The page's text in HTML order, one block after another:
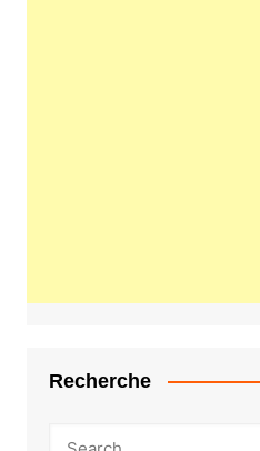
Recherche